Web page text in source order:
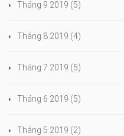
Tháng 9 2019 (5)
Tháng 8 2019 (4)
Tháng 7 2019 (5)
Tháng 6 2019 (5)
Tháng 5 2019 (2)